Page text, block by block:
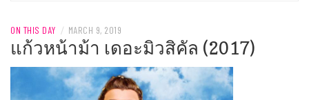
ON THIS DAY / MARCH 9, 2019
แก้วหน้าม้า เดอะมิวสิคัล (2017)